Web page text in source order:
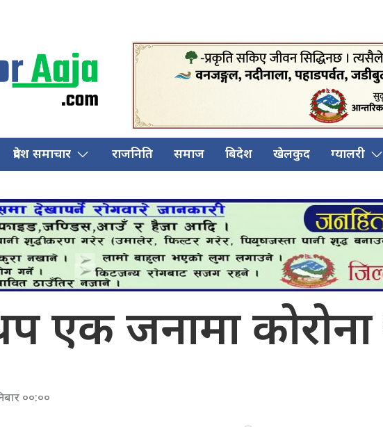
प्रदेश समाचार राजनिति समाज बिदेश खेलकुद ग्यालरी
एक जनामा कोरोना
००:००